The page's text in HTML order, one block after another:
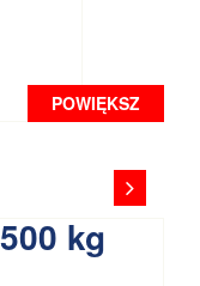
POWIĘKSZ
kg